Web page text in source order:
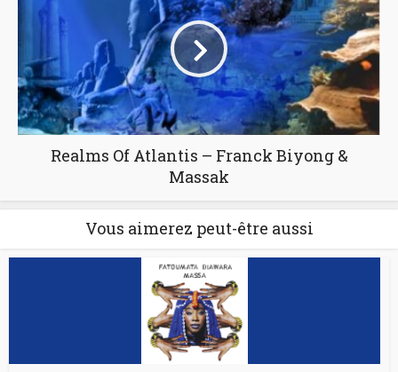
Realms Of Atlantis – Franck Biyong &
Massak
Vous aimerez peut-être aussi